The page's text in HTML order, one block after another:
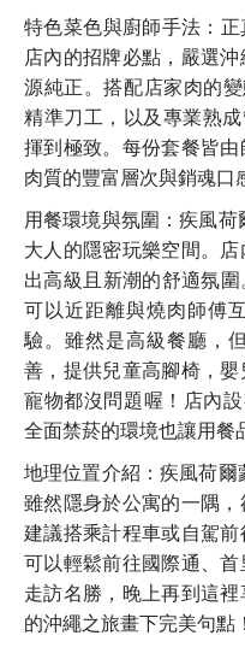
特色菜色與廚師手法：
店內的招牌必點，嚴選
源純正。搭配店家肉的
精準刀工，以及專業熟
揮到極致。每份套餐皆
肉質的豐富層次與銷魂口
用餐環境與氛圍：疾風
大人的隱密玩樂空間。
出高級且新潮的舒適氛
可以近距離與燒肉師傅
驗。雖然是高級餐廳，
善，提供兒童高腳椅，
寵物都沒問題喔！店內
全面禁菸的環境也讓用餐
地理位置介紹：疾風荷爾
雖然隱身於公寓的一隅，
建議搭乘計程車或自駕
可以輕鬆前往國際通、
走訪名勝，晚上再到這
的沖繩之旅畫下完美句點！